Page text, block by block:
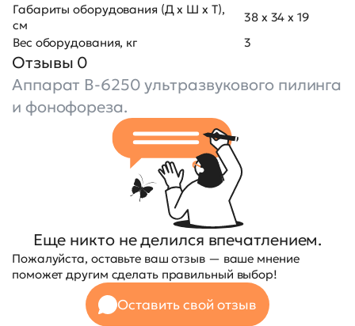
Габариты оборудования (Д х Ш х Т),
см
38 х 34 х 19
Вес оборудования, кг
3
Отзывы 0
Аппарат B-6250 ультразвукового пилинга
и фонофореза.
Еще никто не делился впечатлением.
Пожалуйста, оставьте ваш отзыв — ваше мнение
поможет другим сделать правильный выбор!
Оставить свой отзыв